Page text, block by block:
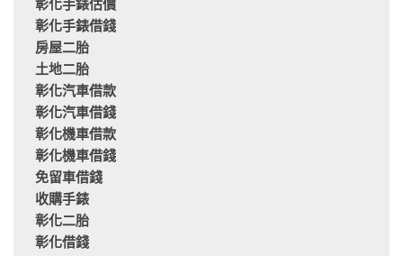
彰化手錶估價
彰化手錶借錢
房屋二胎
土地二胎
彰化汽車借款
彰化汽車借錢
彰化機車借款
彰化機車借錢
免留車借錢
收購手錶
彰化二胎
彰化借錢